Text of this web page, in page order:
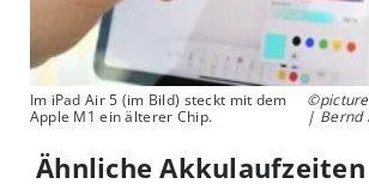
Im iPad Air 5 (im Bild) steckt mit dem
Apple M1 ein älterer Chip.
| Bernd
Ähnliche Akkulaufzeiten